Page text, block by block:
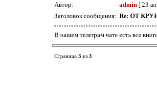
Автор: admin [ 23
Заголовок сообщения: Re: ОТ
В нашем телеграм чате есть все
Страница 3 из 3